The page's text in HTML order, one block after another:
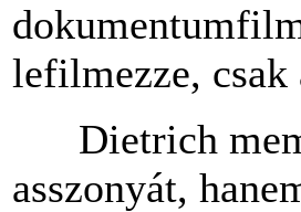
lefilmezze,
Dietrich
asszonyát,